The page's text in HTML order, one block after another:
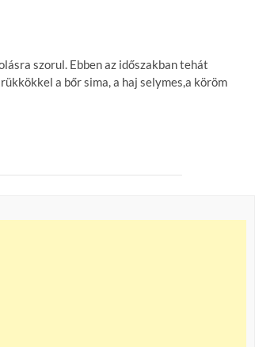
szorul. Ebben az időszakban tehát
a bőr sima, a haj selymes,a köröm